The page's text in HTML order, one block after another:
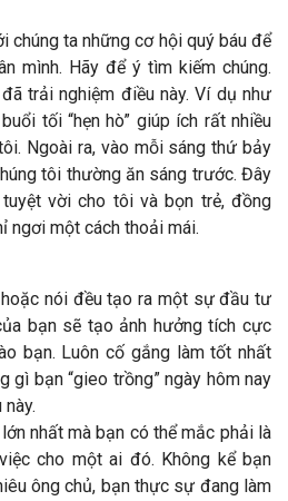
chúng ta những cơ hội quý báu để
mình. Hãy để ý tìm kiếm chúng.
trải nghiệm điều này. Ví dụ như
tối “hẹn hò” giúp ích rất nhiều
Ngoài ra, vào mỗi sáng thứ bảy
tôi thường ăn sáng trước. Đây
vời cho tôi và bọn trẻ, đồng
ngơi một cách thoải mái.
nói đều tạo ra một sự đầu tư
bạn sẽ tạo ảnh hưởng tích cực
bạn. Luôn cố gắng làm tốt nhất
gì bạn “gieo trồng” ngày hôm nay
nhất mà bạn có thể mắc phải là
cho một ai đó. Không kể bạn
ông chủ, bạn thực sự đang làm